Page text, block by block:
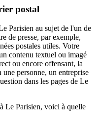
postal
Parisien au sujet de l'un de
de presse, par exemple,
postales utiles. Votre
contenu textuel ou imagé
ou encore offensant, la
personne, un entreprise
dans les pages de Le
à Le Parisien, voici à quelle